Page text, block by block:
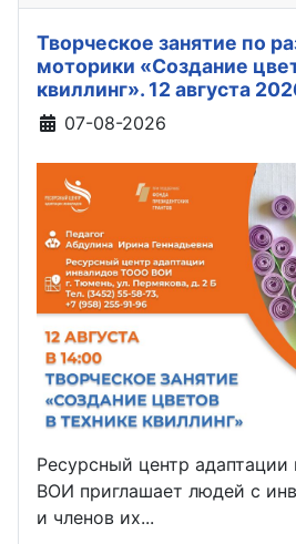
Творческое занятие по
моторики «Создание
квиллинг». 12 августа
Информация о материале
07-08-2026
Ресурсный центр
ВОИ приглашает людей с
и членов их...